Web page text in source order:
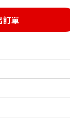
訂單